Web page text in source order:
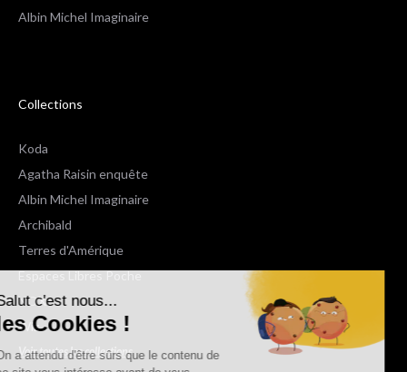
Salut c'est nous...
les Cookies !
On a attendu d'être sûrs que le contenu de
Albin Michel Imaginaire
Collections
Koda
Agatha Raisin enquête
Albin Michel Imaginaire
Archibald
Terres d'Amérique
Espaces Libres Poche
NOX
Wiz
Voir toutes les collections